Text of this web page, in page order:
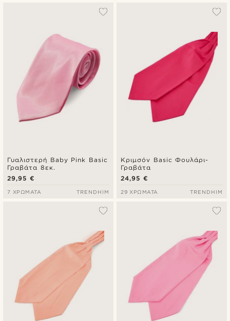
Γυαλιστερή Baby Pink Basic
Γραβάτα 8εκ.
29,95 €
7 ΧΡΏΜΑΤΑ TRENDHIM
Κριμσόν Basic Φουλάρι-
Γραβάτα
24,95 €
29 ΧΡΏΜΑΤΑ TRENDHIM